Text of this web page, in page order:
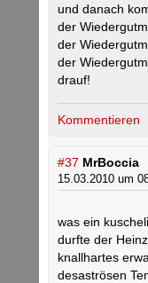
und danach
der
der
der
drauf!
Kommentieren
#37 MrBoccia
15.03.2010 um
was ein
durfte der
knallhartes
desaströsen